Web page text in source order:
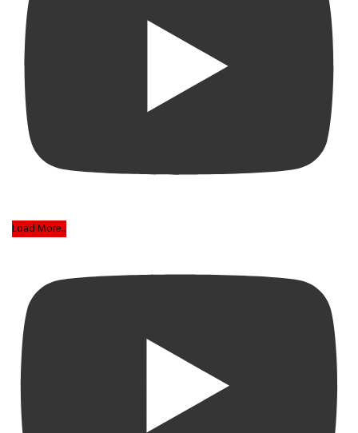
Load More...